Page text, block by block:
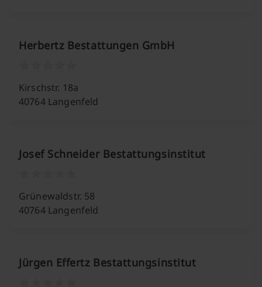
Herbertz Bestattungen GmbH
Kirschstr. 18a
40764 Langenfeld
Josef Schneider Bestattungsinstitut
Grünewaldstr. 58
40764 Langenfeld
Jürgen Effertz Bestattungsinstitut